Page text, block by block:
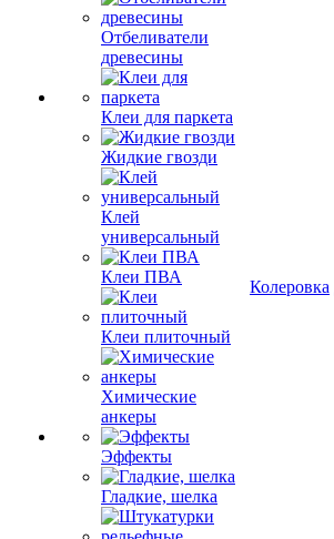
Отбеливатели
древесины
Клеи для паркета
Жидкие гвозди
Клей
универсальный
Клеи ПВА
Клеи плиточный
Химические
анкеры
Эффекты
Гладкие, шелка
Колеровка